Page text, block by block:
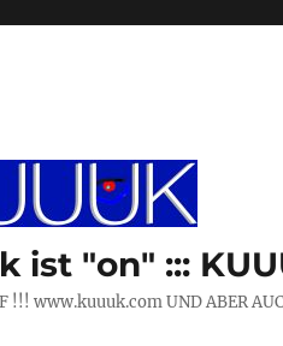
ist "on" :::
!!! www.kuuuk.com UND ABER